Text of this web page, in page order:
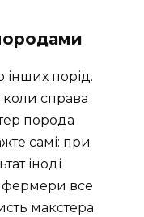
порід.
справа
порода
самі: при
іноді
фермери все
макстера.